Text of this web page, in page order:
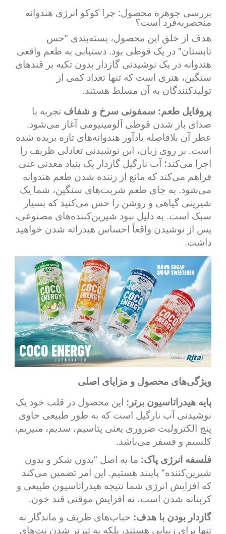
بررسی جوهره محصول: چرا کوکو انرژی هندوانه
منحصربه‌فرد است؟
هدف از خلق این محصول، بسته‌بندی "حس
تابستان" در یک قوطی بود. دستیابی به طعم واقعی
هندوانه در یک نوشیدنی گازدار بدون تکیه بر قندهای
سنگین، هنری است که تنها تعداد کمی از
تولیدکنندگان به آن مسلط هستند.
پروفایل طعم: سمفونی سرخ و شفاف تجربه با
صدای باز شدن قوطی آلومینیومی آغاز می‌شود.
عطر آن بلافاصله یادآور هندوانه‌های تازه بریده شده
است. بر روی زبان، این نوشیدنی تعادلی ظریف را
اجرا می‌کند؛ آب نارگیل گازدار یک بنیاد معدنی غنی
فراهم می‌کند که مانع از زننده شدن طعم هندوانه
می‌شود. به جای طعم شربت‌های سنگین، شما یک
شیرینی گیاهی و روشن را حس می‌کنید که بسیار
سبک است. به دلیل نبود شیرین‌کننده‌های مصنوعی،
پس از نوشیدن واقعاً احساس هیدراته شدن خواهید
داشت.
ویژگی‌های محصول و مزایای اصلی
پایه هیدراتاسیون برتر: این محصول در قلب خود یک
نوشیدنی آب نارگیل است که به طور طبیعی حاوی
پنج الکترولیت ضروری یعنی پتاسیم، سدیم، منیزیم،
کلسیم و فسفر می‌باشد.
فلسفه انرژی پاک: ما به اصل "بدون شکر و بدون
شیرین‌کننده" پایبند هستیم. این امر تضمین می‌کند
که افزایش انرژی شما نتیجه هیدراتاسیون طبیعی و
کربناته شدن است، نه افزایش موقتی قند خون.
گازدار بودن با هدف: حباب‌های ظریف و ماندگار نه
تنها برای زیبایی هستند، بلکه به تیزتر شدن نت‌های